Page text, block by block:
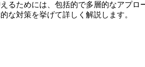
るためには、包括的で多層的なアプロ
な対策を挙げて詳しく解説します。